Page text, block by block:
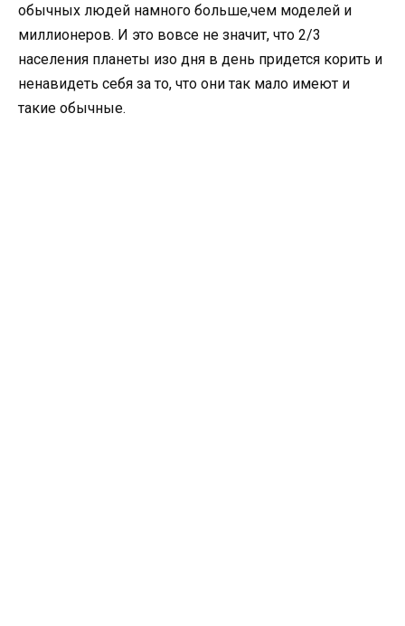
обычных людей намного больше,чем моделей и
миллионеров. И это вовсе не значит, что 2/3
населения планеты изо дня в день придется корить и
ненавидеть себя за то, что они так мало имеют и
такие обычные.